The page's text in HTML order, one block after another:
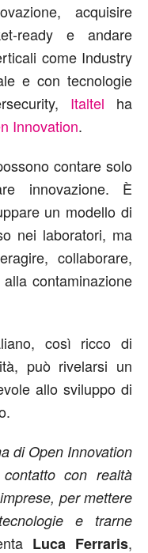
acquisire
ready e andare
come Industry
e con tecnologie
Italtel ha
Innovation.
contare solo
innovazione. È
un modello di
nei laboratori, ma
collaborare,
contaminazione
così ricco di
può rivelarsi un
allo sviluppo di
di Open Innovation
con realtà
per mettere
e trarne
Luca Ferraris,